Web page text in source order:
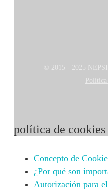
© 2015 - 2025
política de cookies
Concepto de
¿Por qué son
Autorización para